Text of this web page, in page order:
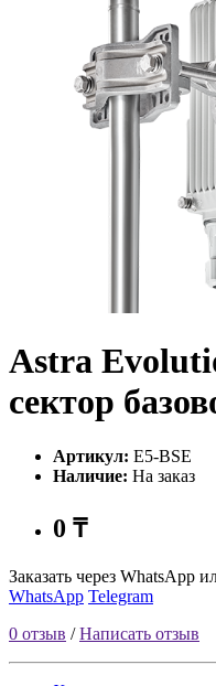
Astra
сектор
Артикул: E5-BSE
Наличие: На заказ
0 ₸
Заказать через WhatsApp
WhatsApp Telegram
0 отзыв /Написать отзыв